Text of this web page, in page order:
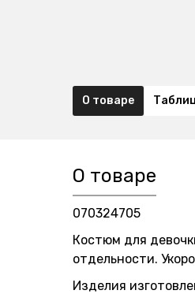
О товаре
О товаре
070324705
Костюм для
отдельности.
Изделия